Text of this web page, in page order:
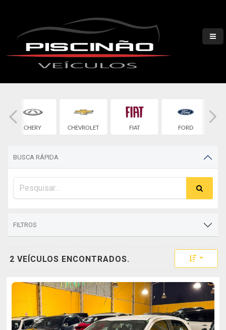
CHERY CHEVROLET FIAT FORD
BUSCA RÁPIDA
FILTROS
2 VEÍCULOS ENCONTRADOS. Toggle